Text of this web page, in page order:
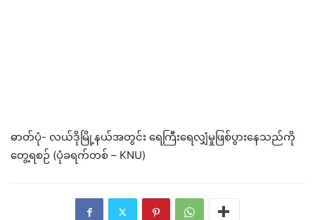
ဓာတ်ပုံ- လယ်ဒိုမြို့နယ်အတွင်း ရေကြီးရေလျှံမှုဖြစ်ပွားနေသည်ကို
တွေ့ရစဉ် (ပုံခရက်တစ် – KNU)